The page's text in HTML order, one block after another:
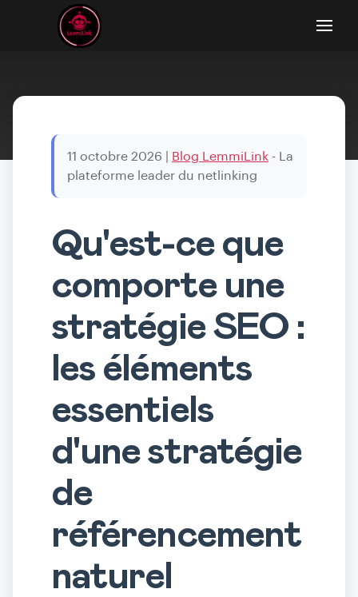
11 octobre 2026 Blog LemmiLink - La
plateforme leader du netlinking
Qu'est-ce que
comporte une
stratégie SEO :
les éléments
essentiels
d'une stratégie
de
référencement
naturel